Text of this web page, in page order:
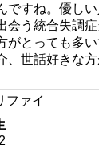
ですね。優しい
会う統合失調
がとっても多
、世話好きな方
ファイ